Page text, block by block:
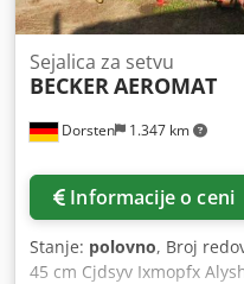
Dorsten 1.347 km
Sejalica za setvu
BECKERAEROMAT
Informacije o ceni
Stanje: polovno, Broj
45 cm Cjdsyv Ixmopfx